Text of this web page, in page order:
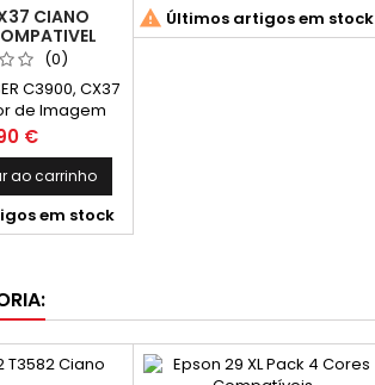
CIANO
(0)
C3900, CX37
de Imagem
30.000k
€
ao carrinho
em stock
 Últimos artigos em stock